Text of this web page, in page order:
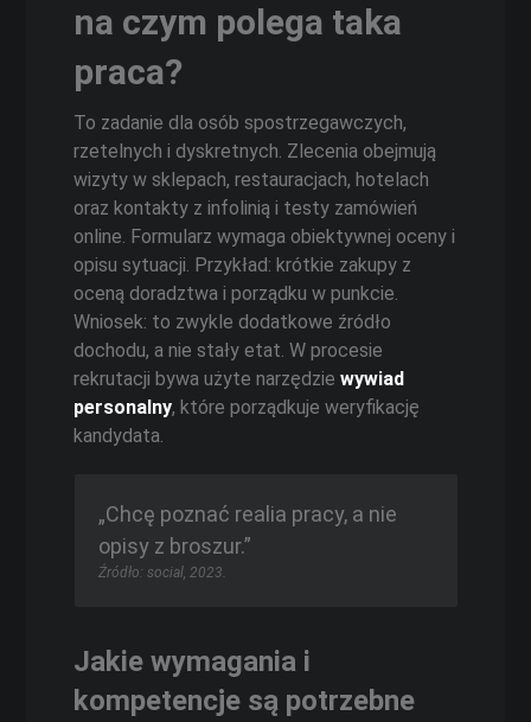
na czym polega taka
praca?
To zadanie dla osób spostrzegawczych,
rzetelnych i dyskretnych. Zlecenia obejmują
wizyty w sklepach, restauracjach, hotelach
oraz kontakty z infolinią i testy zamówień
online. Formularz wymaga obiektywnej oceny i
opisu sytuacji. Przykład: krótkie zakupy z
oceną doradztwa i porządku w punkcie.
Wniosek: to zwykle dodatkowe źródło
dochodu, a nie stały etat. W procesie
rekrutacji bywa użyte narzędziewywiad
personalny, które porządkuje weryfikację
kandydata.
„Chcę poznać realia pracy, a nie
opisy z broszur.”
Źródło: social, 2023.
Jakie wymagania i
kompetencje są potrzebne